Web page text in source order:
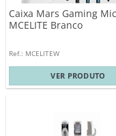
Caixa Mars Gaming
MCELITE Branco
Ref.: MCELITEW
VER PRODUTO